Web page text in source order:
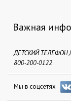
Важная
ДЕТСКИЙ ТЕЛЕФОН
800-200-0122
Мы в соцсетях